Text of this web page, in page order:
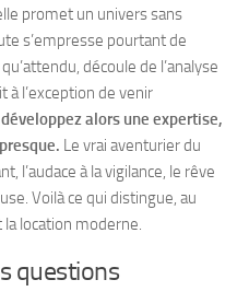
promet un univers sans
s’empresse pourtant de
découle de l’analyse
à l’exception de venir
alors une expertise,
Le vrai aventurier du
l’audace à la vigilance, le rêve
Voilà ce qui distingue, au
location moderne.
questions